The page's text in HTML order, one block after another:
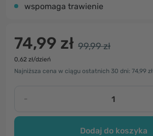
wspomaga trawienie
74,99 zł 99,99 zł
0,62 zł/dzień
Najniższa cena w ciągu ostatnich 30 dni: 74,99 zł
-
Dodaj do koszyka